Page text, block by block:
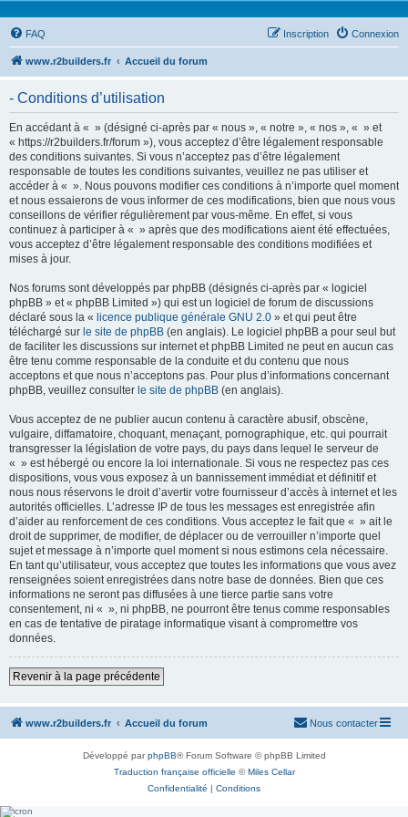
FAQ Connexion
Inscription
www.r2builders.fr Accueil du forum
- Conditions d’utilisation
En accédant à « » (désigné ci-après par « nous », « notre », « nos », « » et
« https://r2builders.fr/forum »), vous acceptez d’être légalement responsable
des conditions suivantes. Si vous n’acceptez pas d’être légalement
responsable de toutes les conditions suivantes, veuillez ne pas utiliser et
accéder à « ». Nous pouvons modifier ces conditions à n’importe quel moment
et nous essaierons de vous informer de ces modifications, bien que nous vous
conseillons de vérifier régulièrement par vous-même. En effet, si vous
continuez à participer à « » après que des modifications aient été effectuées,
vous acceptez d’être légalement responsable des conditions modifiées et
mises à jour.
Nos forums sont développés par phpBB (désignés ci-après par « logiciel
phpBB » et « phpBB Limited ») qui est un logiciel de forum de discussions
déclaré sous la « licence publique générale GNU 2.0 » et qui peut être
téléchargé sur le site de phpBB (en anglais). Le logiciel phpBB a pour seul but
de faciliter les discussions sur internet et phpBB Limited ne peut en aucun cas
être tenu comme responsable de la conduite et du contenu que nous
acceptons et que nous n’acceptons pas. Pour plus d’informations concernant
phpBB, veuillez consulter le site de phpBB (en anglais).
Vous acceptez de ne publier aucun contenu à caractère abusif, obscène,
vulgaire, diffamatoire, choquant, menaçant, pornographique, etc. qui pourrait
transgresser la législation de votre pays, du pays dans lequel le serveur de
« » est hébergé ou encore la loi internationale. Si vous ne respectez pas ces
dispositions, vous vous exposez à un bannissement immédiat et définitif et
nous nous réservons le droit d’avertir votre fournisseur d’accès à internet et les
autorités officielles. L’adresse IP de tous les messages est enregistrée afin
d’aider au renforcement de ces conditions. Vous acceptez le fait que « » ait le
droit de supprimer, de modifier, de déplacer ou de verrouiller n’importe quel
sujet et message à n’importe quel moment si nous estimons cela nécessaire.
En tant qu’utilisateur, vous acceptez que toutes les informations que vous avez
renseignées soient enregistrées dans notre base de données. Bien que ces
informations ne seront pas diffusées à une tierce partie sans votre
consentement, ni « », ni phpBB, ne pourront être tenus comme responsables
en cas de tentative de piratage informatique visant à compromettre vos
données.
Revenir à la page précédente
www.r2builders.fr Accueil du forum Nous contacter
Développé parphpBB® Forum Software © phpBB Limited
Traduction française officielle ©Miles Cellar
Confidentialité | Conditions